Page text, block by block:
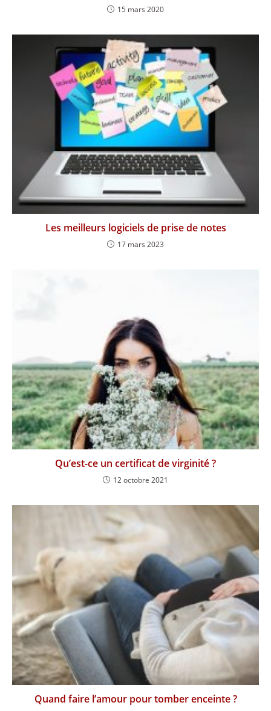
15 mars 2020
Les meilleurs logiciels de prise de notes
17 mars 2023
Qu’est-ce un certificat de virginité ?
12 octobre 2021
Quand faire l’amour pour tomber enceinte ?